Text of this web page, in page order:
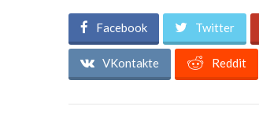
Facebook Twitter
VKontakte Reddit